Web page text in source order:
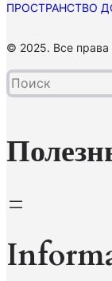
ПРОСТРАНСТВО
© 2025. Все
о
и